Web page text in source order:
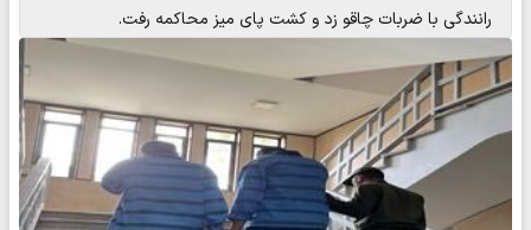
رانندگی با ضربات چاقو زد و کشت پای میز محاکمه رفت.